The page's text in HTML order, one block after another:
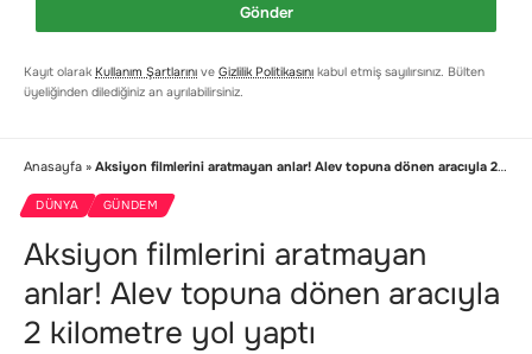
Gönder
Kayıt olarak Kullanım Şartlarını ve Gizlilik Politikasını kabul etmiş sayılırsınız. Bülten
üyeliğinden dilediğiniz an ayrılabilirsiniz.
Anasayfa » Aksiyon filmlerini aratmayan anlar! Alev topuna dönen aracıyla 2 kilometre yol yaptı
DÜNYA GÜNDEM
Aksiyon filmlerini aratmayan
anlar! Alev topuna dönen aracıyla
2 kilometre yol yaptı